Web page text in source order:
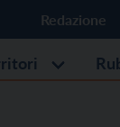
Redazione